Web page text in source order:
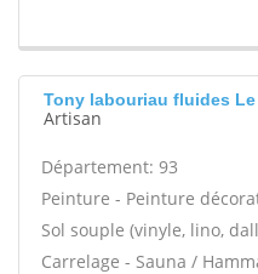
Tony labouriau fluides
Artisan
Département: 93
Peinture - Peinture
Sol souple (vinyle, lino,
Carrelage - Sauna /